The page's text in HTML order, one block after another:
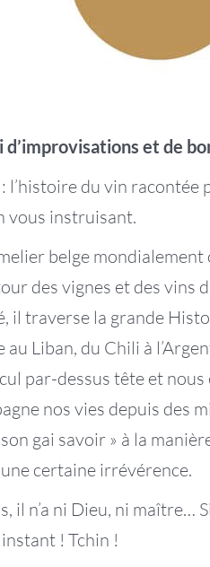
d’improvisations et de
l’histoire du vin racontée
vous instruisant.
belge
des vignes et des
il traverse la grande
Liban, du Chili à
par-dessus tête et
nos vies depuis des
gai savoir » à la
certaine irrévérence.
il n’a ni Dieu, ni maître…
! Tchin !